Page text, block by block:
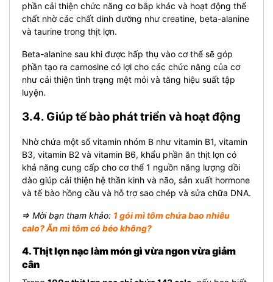
phần cải thiện chức năng cơ bắp khác và hoạt động thể
chất nhờ các chất dinh dưỡng như creatine, beta-alanine
và taurine trong thịt lợn.
Beta-alanine sau khi được hấp thụ vào cơ thể sẽ góp
phần tạo ra carnosine có lợi cho các chức năng của cơ
như cải thiện tình trạng mệt mỏi và tăng hiệu suất tập
luyện.
3.4. Giúp tế bào phát triển và hoạt động
Nhờ chứa một số vitamin nhóm B như vitamin B1, vitamin
B3, vitamin B2 và vitamin B6, khẩu phần ăn thịt lợn có
khả năng cung cấp cho cơ thể 1 nguồn năng lượng dồi
dào giúp cải thiện hệ thần kinh và não, sản xuất hormone
và tế bào hồng cầu và hỗ trợ sao chép và sửa chữa DNA.
⇒ Mời bạn tham khảo: 1 gói mì tôm chứa bao nhiêu
calo? Ăn mì tôm có béo không?
4. Thịt lợn nạc làm món gì vừa ngon vừa giảm
cân